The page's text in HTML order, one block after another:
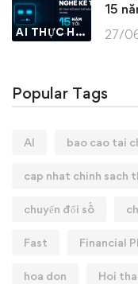
AI THỰC HÀNH
15
27/
Popular Tags
AI bao cao tai
cap nhat chinh sach
chuyển đổi số
Fast Financial
hoa don Hoi